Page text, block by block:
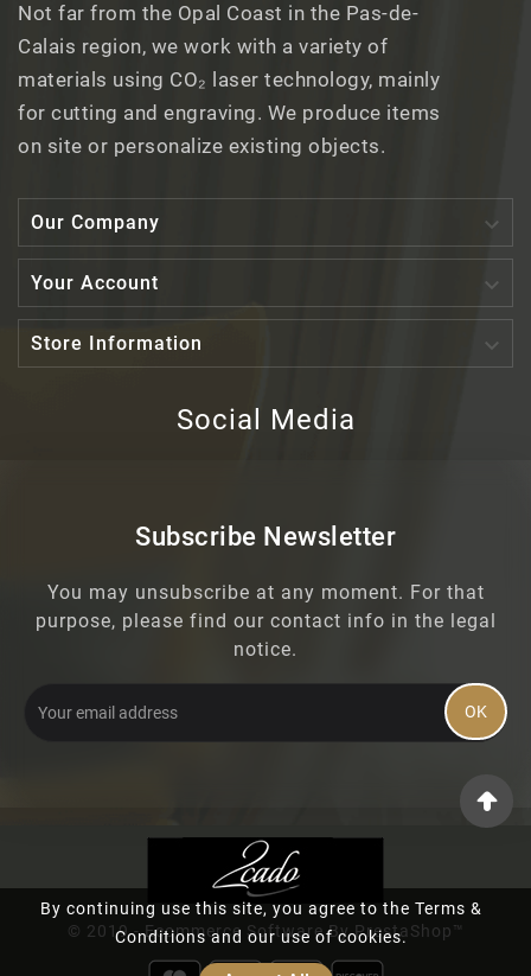
By continuing use this site, you agree to the Terms &
Conditions and our use of cookies.
Not far from the Opal Coast in the Pas-de-
Calais region, we work with a variety of
materials using CO₂ laser technology, mainly
for cutting and engraving. We produce items
on site or personalize existing objects.
Our Company 
Your Account 
Store Information 
Social Media
Subscribe Newsletter
You may unsubscribe at any moment. For that
purpose, please find our contact info in the legal
notice.
OK
© 2019 - Ecommerce Software By PrestaShop™